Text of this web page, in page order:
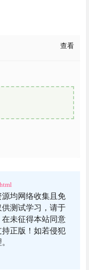
查看
均网络收集且免
供测试学习，请于
未征得本站同意
正版！如若侵犯